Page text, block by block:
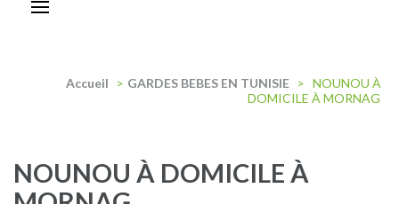
Accueil > GARDES BEBES EN TUNISIE > NOUNOU À
DOMICILE À MORNAG
NOUNOU À DOMICILE À